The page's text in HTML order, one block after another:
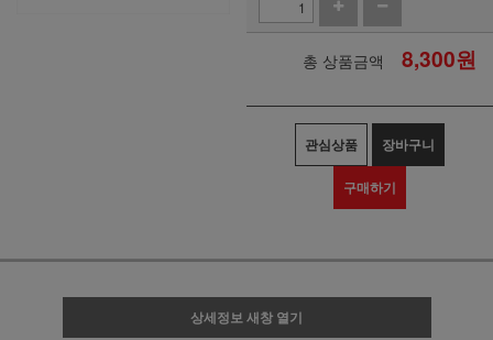
총 상품금액 8,300원
관심상품 장바구니
구매하기
상세정보 새창 열기